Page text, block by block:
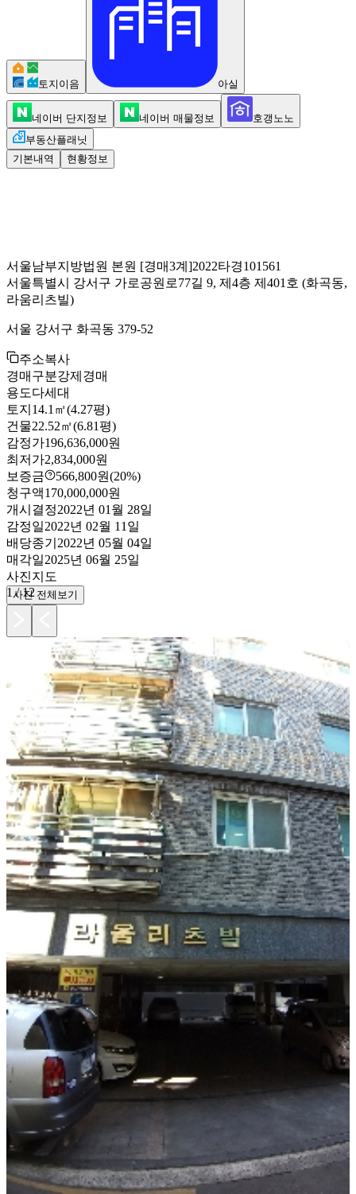
토지이음 아실
네이버 단지정보 네이버 매물정보
호갱노노
부동산플래닛
기본내역
현황정보
서울남부지방법원 본원 [경매3계]2022타경101561
서울특별시 강서구 가로공원로77길 9, 제4층 제401호 (화곡동,
라움리츠빌)
서울 강서구 화곡동 379-52
주소복사
경매구분강제경매
용도다세대
토지 14.1㎡(4.27평)
건물22.52㎡(6.81평)
감정가196,636,000원
최저가2,834,000원
보증금
566,800원(20%)
청구액170,000,000원
개시결정2022년 01월 28일
감정일2022년 02월 11일
배당종기 2022년 05월 04일
매각일2025년 06월 25일
사진지도
1 /12
사진 전체보기